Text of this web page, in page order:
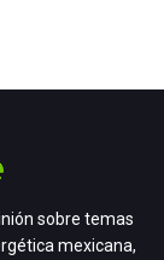
sobre temas
mexicana,